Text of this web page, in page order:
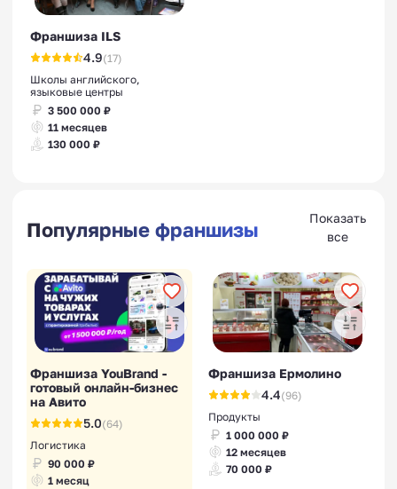
Франшиза ILS
4.9(17)
Школы английского,
языковые центры
3 500 000 ₽
11 месяцев
130 000 ₽
Популярные франшизы
Показать
все
Франшиза YouBrand -
готовый онлайн-бизнес
на Авито
5.0(64)
Логистика
90 000 ₽
1 месяц
Франшиза Ермолино
4.4(96)
Продукты
1 000 000 ₽
12 месяцев
70 000 ₽